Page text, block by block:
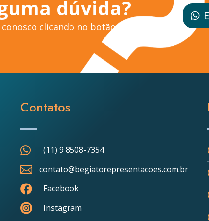
dúvida?
clicando no botão ao
Contatos
 (11) 9 8508-7354
 contato@begiatorepresentacoes.com.br
 Facebook
 Instagram